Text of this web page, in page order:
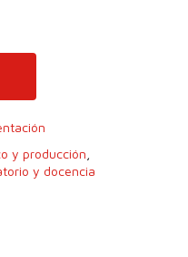
y producción
y docencia